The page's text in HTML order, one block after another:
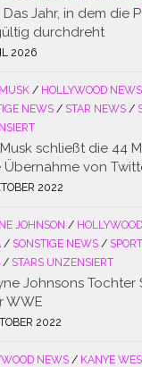
Das Jahr, in dem die
durchdreht
2026
/ HOLLYWOOD NEWS
NEWS / STAR NEWS /
schließt die 44
Übernahme von
2022
JOHNSON /
/ SONSTIGE NEWS / SPORT
/ STARS UNZENSIERT
Johnsons
WWE
2022
NEWS / KANYE